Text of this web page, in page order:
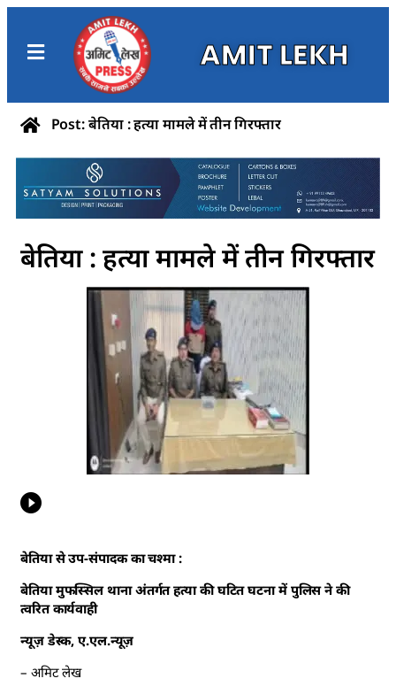
AMIT LEKH
Post: बेतिया : हत्या मामले में तीन गिरफ्तार
बेतिया : हत्या मामले में तीन गिरफ्तार
बेतिया से उप-संपादक का चश्मा :
बेतिया मुफस्सिल थाना अंतर्गत हत्या की घटित घटना में पुलिस ने की
त्वरित कार्यवाही
न्यूज़ डेस्क, ए.एल.न्यूज़
– अमिट लेख